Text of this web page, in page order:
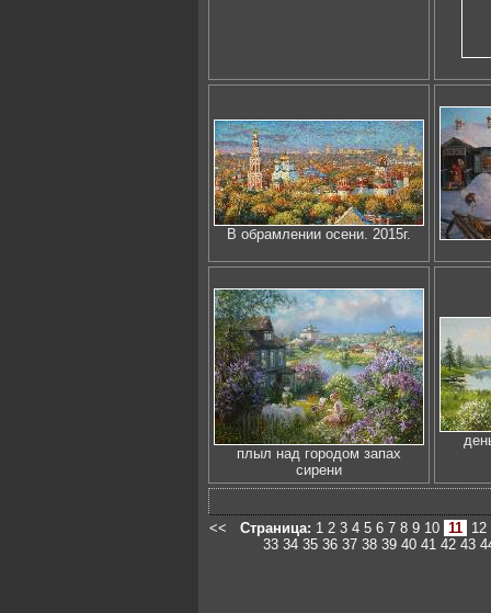
В обрамлении осени. 2015г.
плыл над городом запах
сирени
<< Страница: 1 2 3 4 5 6 7 8 9 10 11 12
33 34 35 36 37 38 39 40 41 42 43